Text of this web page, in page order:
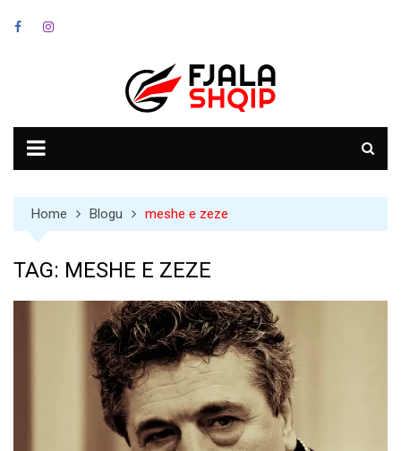
Home Blogu meshe e zeze
TAG: MESHE E ZEZE